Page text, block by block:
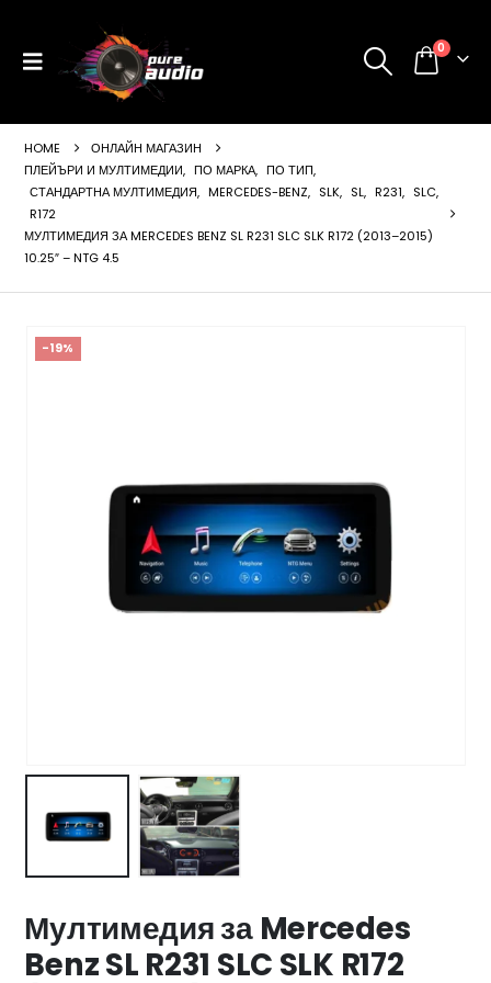
0
HOME
ОНЛАЙН МАГАЗИН
ПЛЕЙЪРИ И МУЛТИМЕДИИ, ПО МАРКА, ПО ТИП,
СТАНДАРТНА МУЛТИМЕДИЯ, MERCEDES-BENZ, SLK, SL, R231, SLC,
R172
МУЛТИМЕДИЯ ЗА MERCEDES BENZ SL R231 SLC SLK R172 (2013–2015)
10.25″ – NTG 4.5
-19%
Мултимедия за Mercedes
Benz SL R231 SLC SLK R172